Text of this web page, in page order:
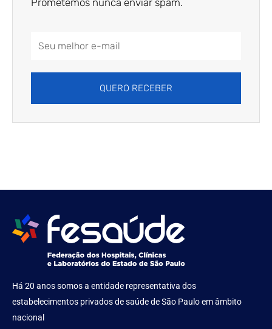
Prometemos nunca enviar spam.
QUERO RECEBER
Há 20 anos somos a entidade representativa dos
estabelecimentos privados de saúde de São Paulo em âmbito
nacional